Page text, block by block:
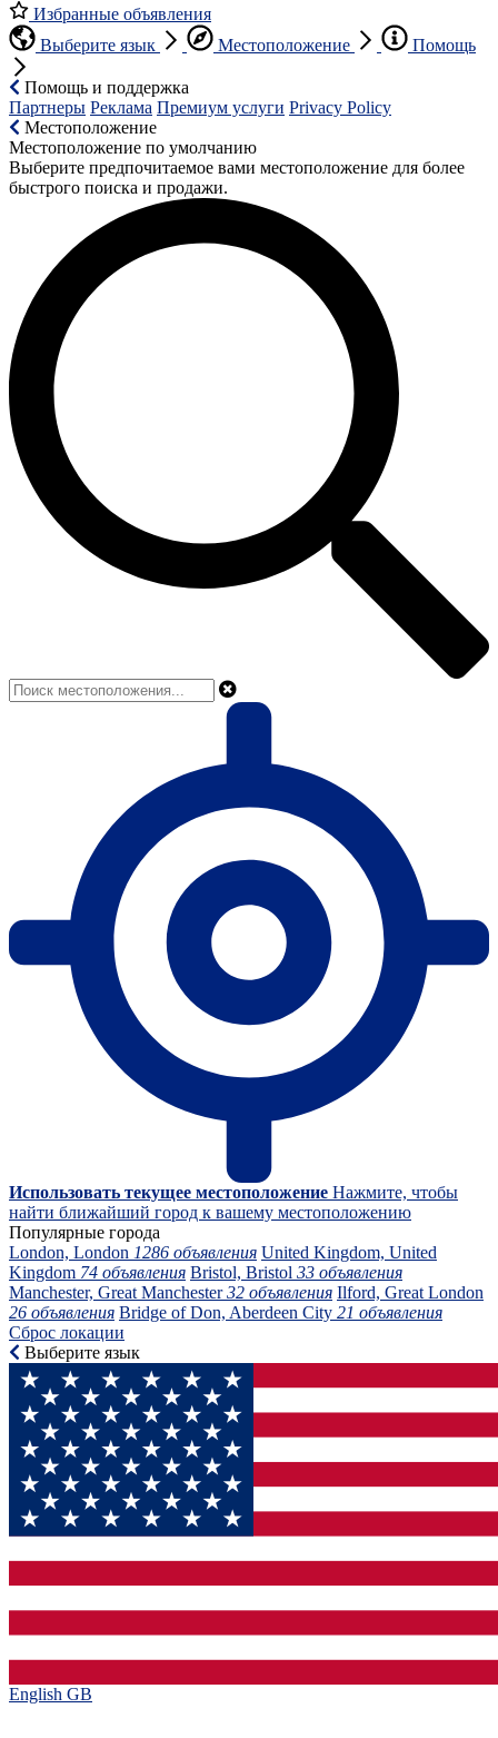
Избранные объявления
Выберите язык
Местоположение Помощь
Помощь и поддержка
Партнеры Реклама Премиум услуги Privacy Policy
Местоположение
Местоположение по умолчанию
Выберите предпочитаемое вами местоположение для более
быстрого поиска и продажи.
Использовать текущее местоположение Нажмите, чтобы
найти ближайший город к вашему местоположению
Популярные города
London, London 1286 объявления United Kingdom, United
Kingdom 74 объявления Bristol, Bristol 33 объявления
Manchester, Great Manchester32 объявления Ilford, Great London
26 объявления Bridge of Don, Aberdeen City 21 объявления
Сброс локации
Выберите язык
English GB‎